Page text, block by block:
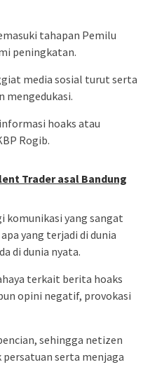
tahapan Pemilu
peningkatan.
media sosial turut serta
mengedukasi.
hoaks atau
Rogib.
Trader asal Bandung
komunikasi yang sangat
yang terjadi di dunia
di dunia nyata.
terkait berita hoaks
opini negatif, provokasi
sehingga netizen
serta menjaga